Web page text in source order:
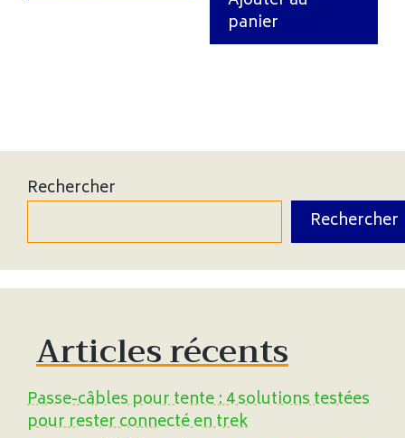
panier
Rechercher
Rechercher
Articles récents
Passe-câbles pour tente : 4 solutions testées
pour rester connecté en trek